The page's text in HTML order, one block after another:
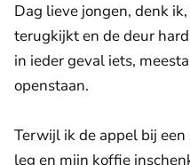
Dag lieve jongen, denk
terugkijkt en de deur
in ieder geval iets,
openstaan.
Terwijl ik de appel bij
leg en mijn koffie